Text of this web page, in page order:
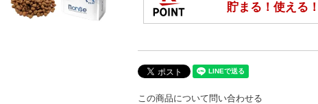
この商品について問い合わせる